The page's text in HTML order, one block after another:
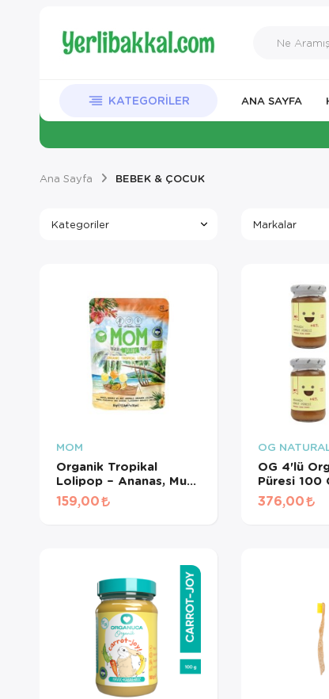
KATEGORILER ANA SAYFA
Ana Sayfa BEBEK & ÇOCUK
Kategoriler Markalar
MOM
Organik Tropikal
Lolipop – Ananas, Muz,
Mango 10'Lu
159,00
OG
OG 4'lü
Püresi 100
376,00